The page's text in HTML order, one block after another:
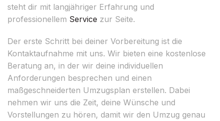
steht dir mit langjähriger Erfahrung und
professionellem Service zur Seite.
Der erste Schritt bei deiner Vorbereitung ist die
Kontaktaufnahme mit uns. Wir bieten eine kostenlose
Beratung an, in der wir deine individuellen
Anforderungen besprechen und einen
maßgeschneiderten Umzugsplan erstellen. Dabei
nehmen wir uns die Zeit, deine Wünsche und
Vorstellungen zu hören, damit wir den Umzug genau